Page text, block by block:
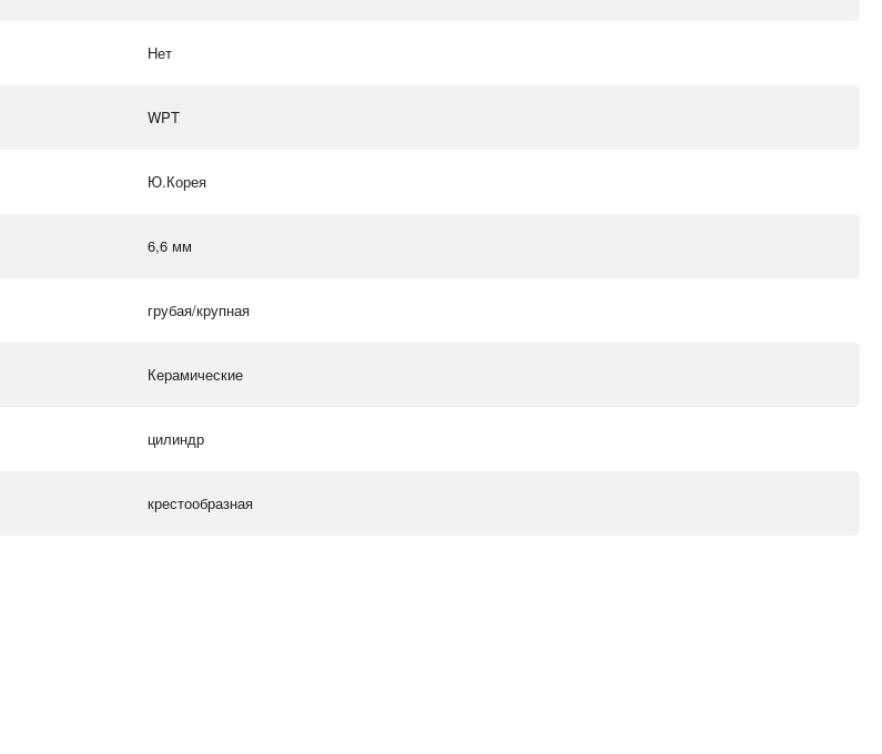
Нет
WPT
Ю.Корея
6,6 мм
грубая/крупная
Керамические
цилиндр
крестообразная